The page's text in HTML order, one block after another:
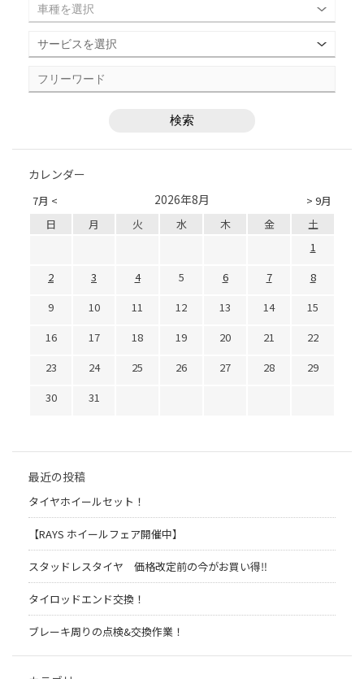
カレンダー
7月 < > 9月
2026年8月
日 月 火 水 木 金
土
1
2
3 4 5 6 7
8
9
10 11 12 13 14
15
16
17 18 19 20 21
22
23
24 25 26 27 28
29
30
31
最近の投稿
タイヤホイールセット！
【RAYS ホイールフェア開催中】
スタッドレスタイヤ 価格改定前の今がお買い得‼️
タイロッドエンド交換！
ブレーキ周りの点検&交換作業！